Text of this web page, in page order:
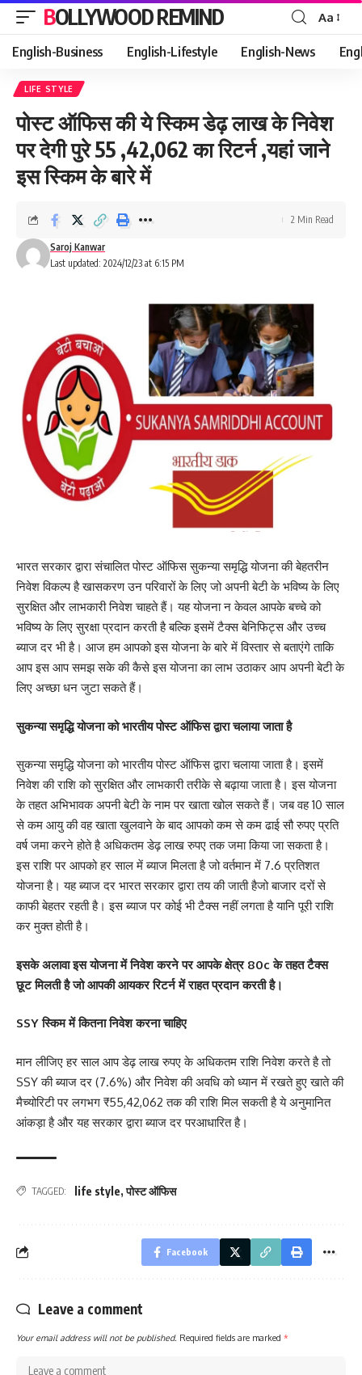
BOLLYWOOD REMIND
Font
Resizer
Aa
English-Business English-Lifestyle English-News
LIFE STYLE
पोस्ट ऑफिस की ये स्किम डेढ़ लाख के निवेश
पर देगी पुरे 55 ,42,062 का रिटर्न ,यहां जाने
इस स्किम के बारे में
Last updated: 2024/12/23 at 6:15 PM
Saroj Kanwar
2 Min Read
भारत सरकार द्वारा संचालित पोस्ट ऑफिस सुकन्या समृद्धि योजना की बेहतरीन
निवेश विकल्प है खासकरण उन परिवारों के लिए जो अपनी बेटी के भविष्य के लिए
सुरक्षित और लाभकारी निवेश चाहते हैं। यह योजना न केवल आपके बच्चे को
भविष्य के लिए सुरक्षा प्रदान करती है बल्कि इसमें टैक्स बेनिफिट्स और उच्च
ब्याज दर भी है। आज हम आपको इस योजना के बारे में विस्तार से बताएंगे ताकि
आप इस आप समझ सके की कैसे इस योजना का लाभ उठाकर आप अपनी बेटी के
लिए अच्छा धन जुटा सकते हैं।
सुकन्या समृद्धि योजना को भारतीय पोस्ट ऑफिस द्वारा चलाया जाता है
सुकन्या समृद्धि योजना को भारतीय पोस्ट ऑफिस द्वारा चलाया जाता है। इसमें
निवेश की राशि को सुरक्षित और लाभकारी तरीके से बढ़ाया जाता है। इस योजना
के तहत अभिभावक अपनी बेटी के नाम पर खाता खोल सकते हैं। जब वह 10 साल
से कम आयु की वह खाता खुलवाने के बाद आपको कम से कम ढाई सौ रुपए प्रति
वर्ष जमा करने होते है अधिकतम डेढ़ लाख रुपए तक जमा किया जा सकता है।
इस राशि पर आपको हर साल में ब्याज मिलता है जो वर्तमान में 7.6 प्रतिशत
योजना है। यह ब्याज दर भारत सरकार द्वारा तय की जाती हैजो बाजार दरों से
काफी बेहतर रहती है। इस ब्याज पर कोई भी टैक्स नहीं लगता है यानि पूरी राशि
कर मुक्त होती है।
इसके अलावा इस योजना में निवेश करने पर आपके क्षेत्र 80c के तहत टैक्स
छूट मिलती है जो आपकी आयकर रिटर्न में राहत प्रदान करती है।
SSY स्किम में कितना निवेश करना चाहिए
मान लीजिए हर साल आप डेढ़ लाख रुपए के अधिकतम राशि निवेश करते है तो
SSY की ब्याज दर (7.6%) और निवेश की अवधि को ध्यान में रखते हुए खाते की
मैच्योरिटी पर लगभग ₹55,42,062 तक की राशि मिल सकती है ये अनुमानित
आंकड़ा है और यह सरकार द्वारा ब्याज दर परआधारित है।
TAGGED: life style,पोस्ट ऑफिस
Facebook
Leave a comment
Your email address will not be published. Required fields are marked *